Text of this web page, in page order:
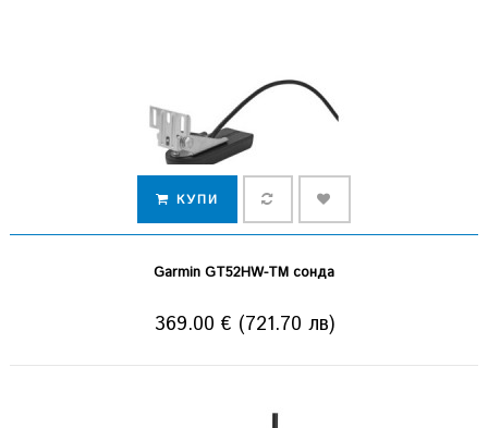
КУПИ
Garmin GT52HW-TM сонда
369.00 € (721.70 лв)